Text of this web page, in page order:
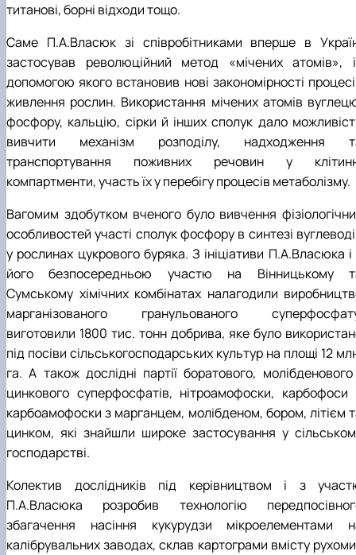
титанові, борні відходи тощо.
Саме П.А.Власюк зі співробітниками вперше в
застосував революційний метод «мічених атомів»,
допомогою якого встановив нові закономірності
живлення рослин. Використання мічених атомів
фосфору, кальцію, сірки й інших сполук дало
вивчити механізм розподілу, надходження
транспортування поживних речовин у
компартменти, участь їх у перебігу процесів метаболізму.
Вагомим здобутком вченого було вивчення
особливостей участі сполук фосфору в синтезі
у рослинах цукрового буряка. З ініціативи П.А.Власюка і
його безпосередньою участю на Вінницькому
Сумському хімічних комбінатах налагодили
марганізованого гранульованого
виготовили 1800 тис. тонн добрива, яке було
під посіви сільськогосподарських культур на площі 12
га. А також дослідні партії боратового, молібденового
цинкового суперфосфатів, нітроамофоски, карбофоси
карбоамофоски з марганцем, молібденом, бором, літієм
цинком, які знайшли широке застосування у
господарстві.
Колектив дослідників під керівництвом і з
П.А.Власюка розробив технологію
збагачення насіння кукурудзи мікроелементами
калібрувальних заводах, склав картограми вмісту